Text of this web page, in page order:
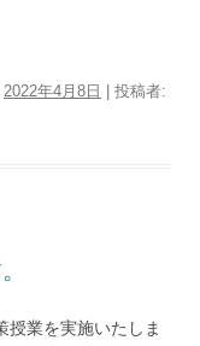
2022年4月8日
投稿者:
授業を実施いたしま